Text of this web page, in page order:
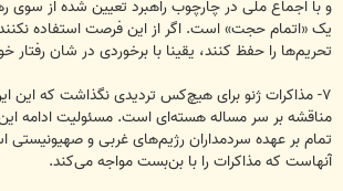
و با اجماع ملی در چارچوب راهبرد تعیین شده از سوی
یک «اتمام حجت» است. اگر از این فرصت استفاده نکنند
تحریم‌ها را حفظ کنند، یقینا با برخوردی در شان رفتار
۷- مذاکرات ژنو برای هیچ‌کس تردیدی نگذاشت که این
مناقشه بر سر مساله هسته‌ای است. مسئولیت ادامه
تمام بر عهده سردمداران رژیم‌های غربی و
آنهاست که مذاکرات را با بن‌بست مواجه می‌کند.